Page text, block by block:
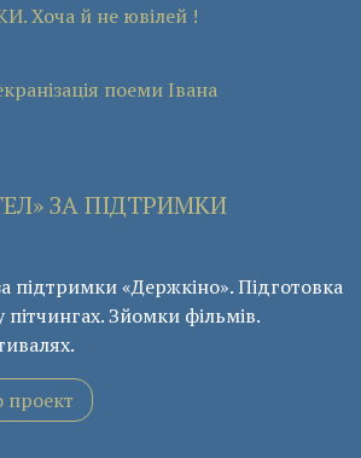
Хоча й не ювілей !
поеми Івана
ЗА ПІДТРИМКИ
підтримки «Держкіно». Підготовка
пітчингах. Зйомки фільмів.
проект